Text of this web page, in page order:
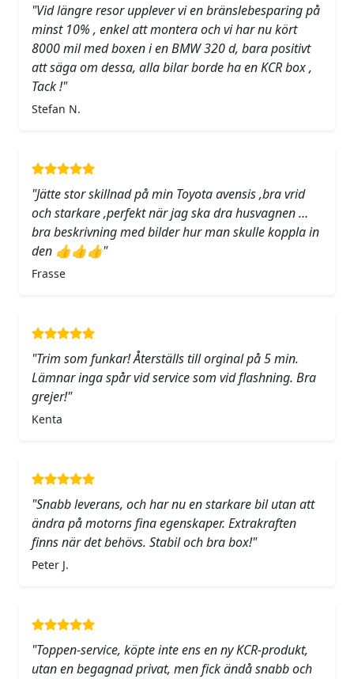
"Vid längre resor upplever vi en bränslebesparing på
minst 10% , enkel att montera och vi har nu kört
8000 mil med boxen i en BMW 320 d, bara positivt
att säga om dessa, alla bilar borde ha en KCR box ,
Tack !"
Stefan N.
"Jätte stor skillnad på min Toyota avensis ,bra vrid
och starkare ,perfekt när jag ska dra husvagnen …
bra beskrivning med bilder hur man skulle koppla in
den 👍👍👍"
Frasse
"Trim som funkar! Återställs till orginal på 5 min.
Lämnar inga spår vid service som vid flashning. Bra
grejer!"
Kenta
"Snabb leverans, och har nu en starkare bil utan att
ändra på motorns fina egenskaper. Extrakraften
finns när det behövs. Stabil och bra box!"
Peter J.
"Toppen-service, köpte inte ens en ny KCR-produkt,
utan en begagnad privat, men fick ändå snabb och